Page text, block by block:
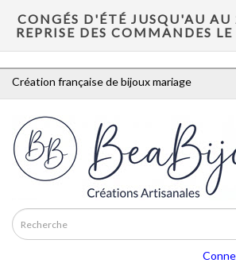
CONGÉS D'ÉTÉ JUSQU'AU
REPRISE DES COMMANDES
Création française de bijoux mariage